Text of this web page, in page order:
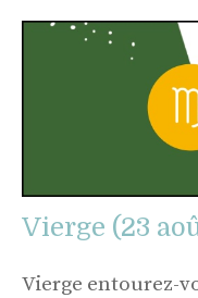
Vierge (23
Vierge entourez-